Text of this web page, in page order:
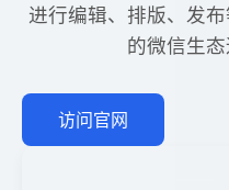
进行编辑、排版、发
的微信生态
访问官网